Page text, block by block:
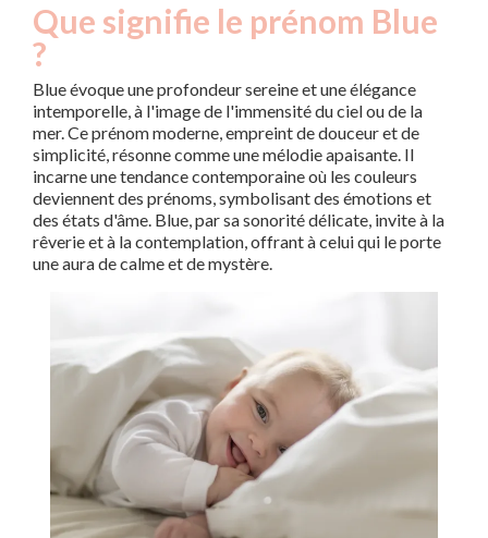
Que signifie le prénom Blue
?
Blue évoque une profondeur sereine et une élégance
intemporelle, à l'image de l'immensité du ciel ou de la
mer. Ce prénom moderne, empreint de douceur et de
simplicité, résonne comme une mélodie apaisante. Il
incarne une tendance contemporaine où les couleurs
deviennent des prénoms, symbolisant des émotions et
des états d'âme. Blue, par sa sonorité délicate, invite à la
rêverie et à la contemplation, offrant à celui qui le porte
une aura de calme et de mystère.